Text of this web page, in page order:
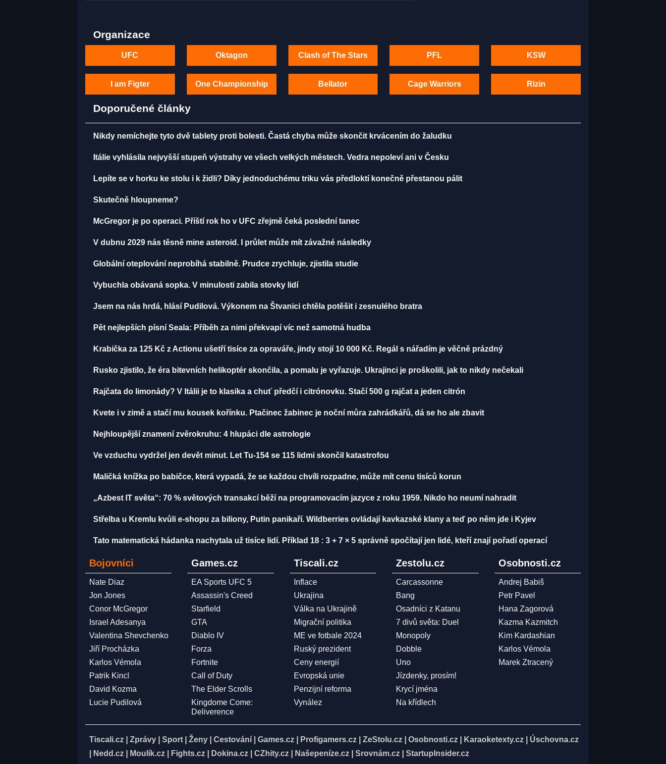
Organizace
UFC Oktagon Clash of The Stars PFL KSW
I am Figter One Championship Bellator Cage Warriors Rizin
Doporučené články
Nikdy nemíchejte tyto dvě tablety proti bolesti. Častá chyba může skončit krvácením do žaludku
Itálie vyhlásila nejvyšší stupeň výstrahy ve všech velkých městech. Vedra nepoleví ani v Česku
Lepíte se v horku ke stolu i k židli? Díky jednoduchému triku vás předloktí konečně přestanou pálit
Skutečně hloupneme?
McGregor je po operaci. Příští rok ho v UFC zřejmě čeká poslední tanec
V dubnu 2029 nás těsně mine asteroid. I průlet může mít závažné následky
Globální oteplování neprobíhá stabilně. Prudce zrychluje, zjistila studie
Vybuchla obávaná sopka. V minulosti zabila stovky lidí
Jsem na nás hrdá, hlásí Pudilová. Výkonem na Štvanici chtěla potěšit i zesnulého bratra
Pět nejlepších písní Seala: Příběh za nimi překvapí víc než samotná hudba
Krabička za 125 Kč z Actionu ušetří tisíce za opraváře, jindy stojí 10 000 Kč. Regál s nářadím je věčně prázdný
Rusko zjistilo, že éra bitevních helikoptér skončila, a pomalu je vyřazuje. Ukrajinci je proškolili, jak to nikdy nečekali
Rajčata do limonády? V Itálii je to klasika a chuť předčí i citrónovku. Stačí 500 g rajčat a jeden citrón
Kvete i v zimě a stačí mu kousek kořínku. Ptačinec žabinec je noční můra zahrádkářů, dá se ho ale zbavit
Nejhloupější znamení zvěrokruhu: 4 hlupáci dle astrologie
Ve vzduchu vydržel jen devět minut. Let Tu-154 se 115 lidmi skončil katastrofou
Maličká knížka po babičce, která vypadá, že se každou chvíli rozpadne, může mít cenu tisíců korun
„Azbest IT světa“: 70 % světových transakcí běží na programovacím jazyce z roku 1959. Nikdo ho neumí nahradit
Střelba u Kremlu kvůli e-shopu za biliony, Putin panikaří. Wildberries ovládají kavkazské klany a teď po něm jde i Kyjev
Tato matematická hádanka nachytala už tisíce lidí. Příklad 18 : 3 + 7 × 5 správně spočítají jen lidé, kteří znají pořadí operací
Bojovníci
Nate Diaz
Jon Jones
Conor McGregor
Israel Adesanya
Valentina Shevchenko
Jiří Procházka
Karlos Vémola
Patrik Kincl
David Kozma
Lucie Pudilová
Games.cz
EA Sports UFC 5
Assassin's Creed
Starfield
GTA
Diablo IV
Forza
Fortnite
Call of Duty
The Elder Scrolls
Kingdome Come:
Deliverence
Tiscali.cz
Inflace
Ukrajina
Válka na Ukrajině
Migrační politika
ME ve fotbale 2024
Ruský prezident
Ceny energií
Evropská unie
Penzijní reforma
Vynález
Zestolu.cz
Carcassonne
Bang
Osadníci z Katanu
7 divů světa: Duel
Monopoly
Dobble
Uno
Jízdenky, prosím!
Krycí jména
Na křídlech
Osobnosti.cz
Andrej Babiš
Petr Pavel
Hana Zagorová
Kazma Kazmitch
Kim Kardashian
Karlos Vémola
Marek Ztracený
Tiscali.cz Zprávy Sport Ženy Cestování Games.cz Profigamers.cz ZeStolu.cz Osobnosti.cz Karaoketexty.cz
Úschovna.cz
Nedd.cz Moulík.cz Fights.cz Dokina.cz CZhity.cz Našepeníze.cz Srovnám.cz StartupInsider.cz